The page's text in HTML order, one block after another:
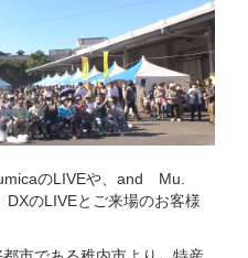
のLIVEや、and Mu.
のLIVEとご来場のお客様